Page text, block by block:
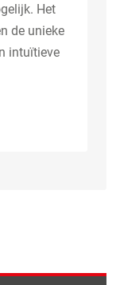
Het
de unieke
intuïtieve